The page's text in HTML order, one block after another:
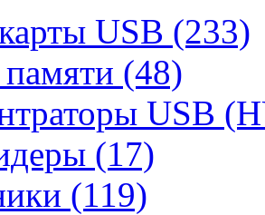
USB (233)
(48)
USB
(17)
(119)